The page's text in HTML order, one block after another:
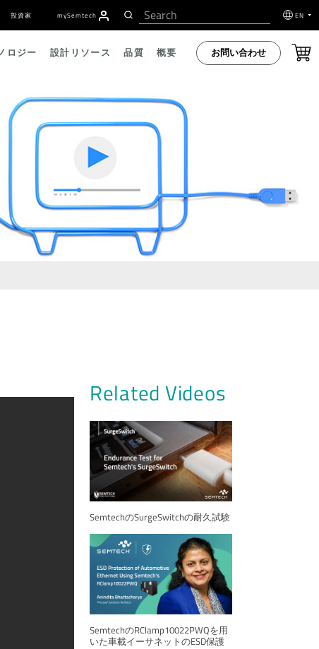
投資家 mySemtech EN
ロジー 設計リソース 品質 概要 お問い合わせ
Related Videos
SemtechのSurgeSwitchの耐久試験
SemtechのRClamp10022PWQを用
いた車載イーサネットのESD保護